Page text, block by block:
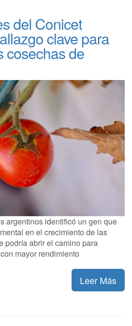
del Conicet
clave para
cosechas de
argentinos identificó un gen que
en el crecimiento de las
podría abrir el camino para
mayor rendimiento
Leer Más